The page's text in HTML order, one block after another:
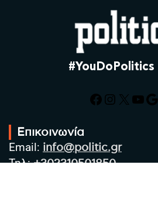
#YouDoPolitics
Facebook
X
Επικοινωνία
Email: info@politic.gr
Τηλ:+302310501850